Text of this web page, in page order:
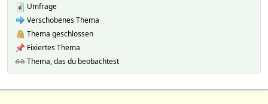
Umfrage
Verschobenes Thema
Thema geschlossen
Fixiertes Thema
Thema, das du beobachtest